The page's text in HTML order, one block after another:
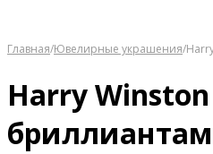
Главная/Ювелирные украшения/
Harry